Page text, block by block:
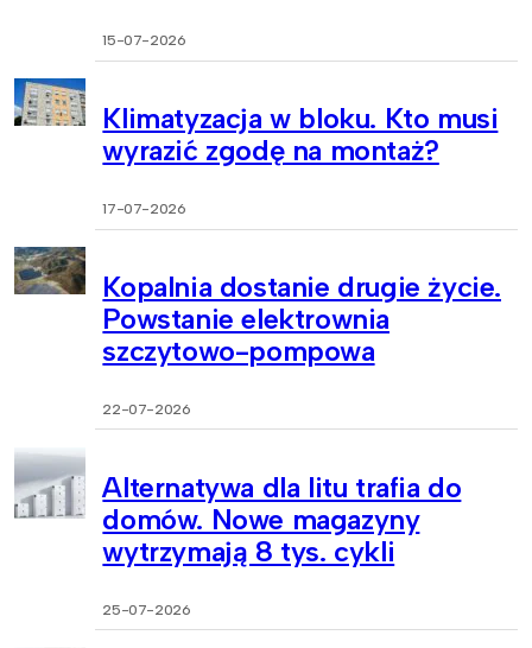
15-07-2026
Klimatyzacja w bloku. Kto musi
wyrazić zgodę na montaż?
17-07-2026
Kopalnia dostanie drugie życie.
Powstanie elektrownia
szczytowo-pompowa
22-07-2026
Alternatywa dla litu trafia do
domów. Nowe magazyny
wytrzymają 8 tys. cykli
25-07-2026